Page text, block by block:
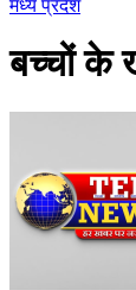
मध्य प्रदेश
बच्चों के